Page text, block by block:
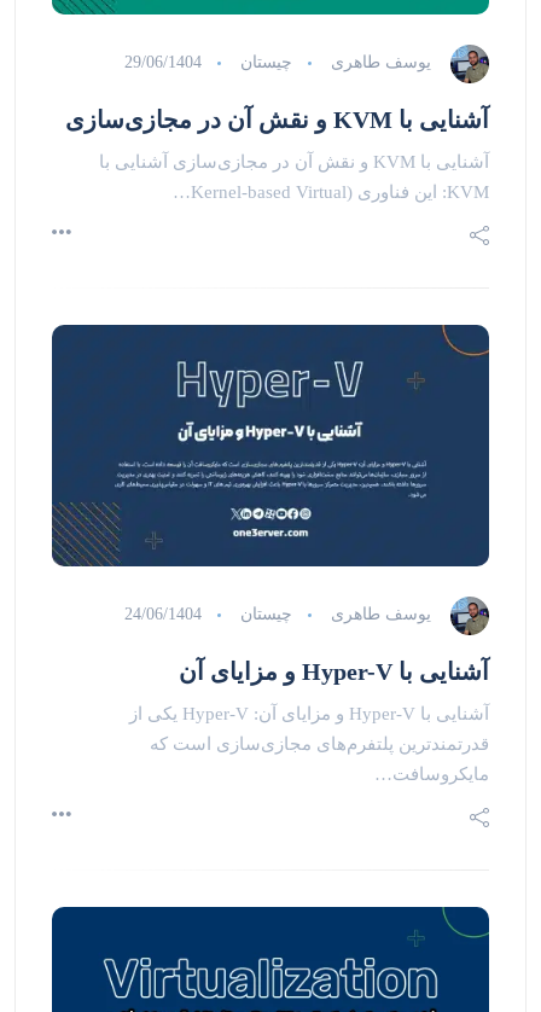
یوسف طاهری چیستان 29/06/1404
آشنایی با KVM و نقش آن در مجازی‌سازی
آشنایی با KVM و نقش آن در مجازی‌سازی آشنایی با
KVM: این فناوری (Kernel-based Virtual…
یوسف طاهری چیستان 24/06/1404
آشنایی با Hyper-V و مزایای آن
آشنایی با Hyper-V و مزایای آن: Hyper-V یکی از
قدرتمندترین پلتفرم‌های مجازی‌سازی است که
مایکروسافت…